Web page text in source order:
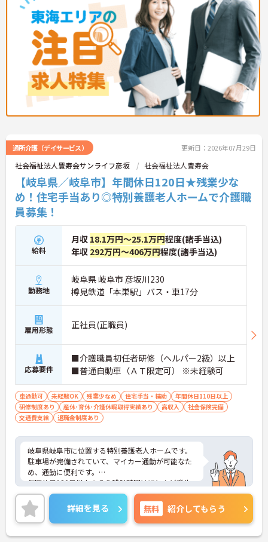
通所介護（デイサービス） 更新日：2026年07月29日
社会福祉法人豊寿会サンライフ彦坂 社会福祉法人豊寿会
【岐阜県／岐阜市】年間休日120日★残業少な
め！住宅手当あり◎特別養護老人ホームで介護職
員募集！
給料
月収 18.1万円～25.1万円程度(諸手当込)
年収 292万円～406万円程度(諸手当込)
勤務地
岐阜県 岐阜市 彦坂川230
樽見鉄道「本巣駅」バス・車17分
雇用形態 正社員(正職員)
応募要件
■介護職員初任者研修（ヘルパー2級）以上
■普通自動車（ＡＴ限定可） ※未経験可
車通勤可 未経験OK 残業少なめ 住宅手当・補助
年間休日110日以上
研修制度あり
産休･育休･介護休暇取得実績あり 高収入
社会保険完備
交通費支給
退職金制度あり
岐阜県岐阜市に位置する特別養護老人ホームです。
駐車場が完備されていて、マイカー通勤が可能なた
め、通勤に便利です。
年間休日120日以上のうえ残業時間はほとんど発生
しません。なので自分の時間を大切にでき、プライ
ベートとメリハリをつけて勤務できます。
未経験の方も会社がしっかりとサポートし、十分に
教育を行いますので安心して働いていただけます。
ご興味をお持ちの方には、詳細の情報や面接のポイ
詳細を見る 無料 紹介してもらう